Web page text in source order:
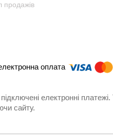
продажів
підключені електронні
сайту.